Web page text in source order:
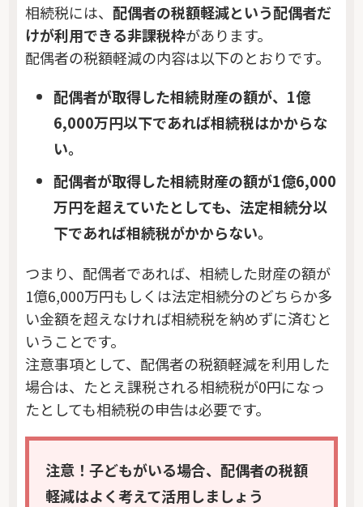
相続税には、配偶者の税額軽減という配偶者だ
けが利用できる非課税枠があります。
配偶者の税額軽減の内容は以下のとおりです。
配偶者が取得した相続財産の額が、1億
6,000万円以下であれば相続税はかからな
い。
配偶者が取得した相続財産の額が1億6,000
万円を超えていたとしても、法定相続分以
下であれば相続税がかからない。
つまり、配偶者であれば、相続した財産の額が
1億6,000万円もしくは法定相続分のどちらか多
い金額を超えなければ相続税を納めずに済むと
いうことです。
注意事項として、配偶者の税額軽減を利用した
場合は、たとえ課税される相続税が0円になっ
たとしても相続税の申告は必要です。
注意！子どもがいる場合、配偶者の税額
軽減はよく考えて活用しましょう